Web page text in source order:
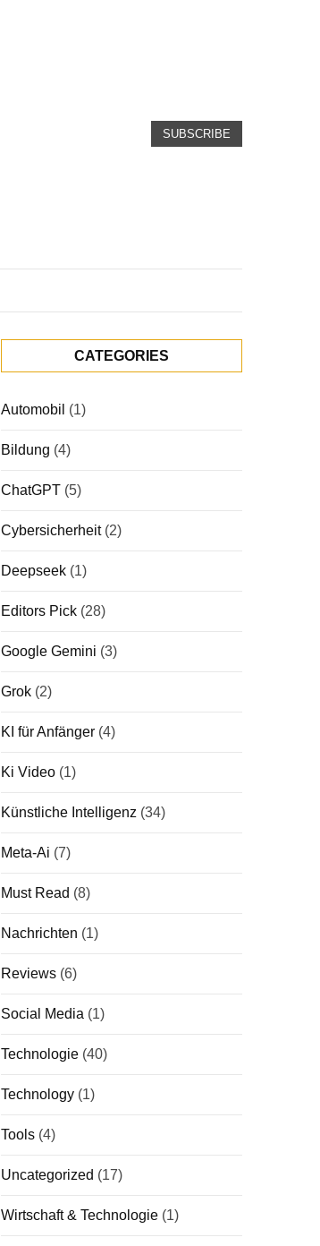
SUBSCRIBE
CATEGORIES
Automobil (1)
Bildung (4)
ChatGPT (5)
Cybersicherheit(2)
Deepseek (1)
Editors Pick (28)
Google Gemini (3)
Grok (2)
KI für Anfänger (4)
Ki Video (1)
Künstliche Intelligenz (34)
Meta-Ai (7)
Must Read (8)
Nachrichten (1)
Reviews (6)
Social Media (1)
Technologie (40)
Technology (1)
Tools (4)
Uncategorized (17)
Wirtschaft & Technologie (1)